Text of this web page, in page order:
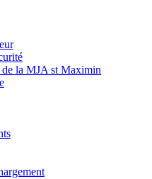
de la MJA st Maximin